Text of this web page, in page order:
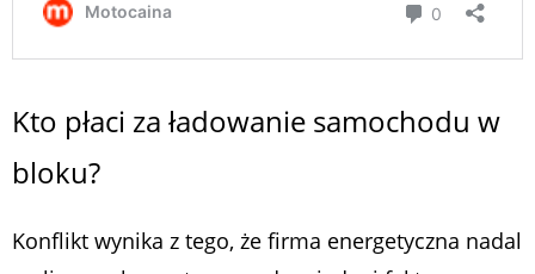
Kto płaci za ładowanie samochodu w
bloku?
Konflikt wynika z tego, że firma energetyczna nadal